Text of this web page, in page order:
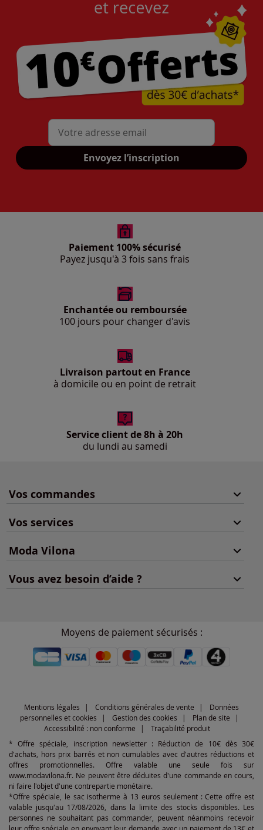
Mon adresse mail
Envoyez l’inscription
Paiement 100% sécurisé
Payez jusqu'à 3 fois sans frais
Enchantée ou remboursée
100 jours pour changer d'avis
Livraison partout en France
à domicile ou en point de retrait
Service client de 8h à 20h
du lundi au samedi
Vos commandes
Vos services
Moda Vilona
Vous avez besoin d’aide ?
Moyens de paiement sécurisés :
Mentions légales Conditions générales de vente
Données
personnelles et cookies
Gestion des cookies
Plan de site
Accessibilité : non conforme
Traçabilité produit
* Offre spéciale, inscription newsletter : Réduction de 10€ dès 30€
d'achats, hors prix barrés et non cumulables avec d'autres réductions et
offres promotionnelles. Offre valable une seule fois sur
www.modavilona.fr. Ne peuvent être déduites d'une commande en cours,
ni faire l'objet d'une contrepartie monétaire.
*Offre spéciale, le sac isotherme à 13 euros seulement : Cette offre est
valable jusqu'au 17/08/2026, dans la limite des stocks disponibles. Les
personnes ne souhaitant pas commander, peuvent néanmoins recevoir
leur offre spéciale en envoyant leur demande avec un paiement de 13€ et